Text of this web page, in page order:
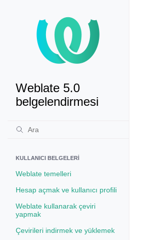
Weblate 5.0
belgelendirmesi
KULLANICI BELGELERI
Weblate temelleri
Hesap açmak ve kullanıcı profili
Weblate kullanarak çeviri
yapmak
Çevirileri indirmek ve yüklemek